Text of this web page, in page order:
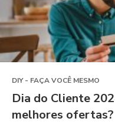
DIY - FAÇA VOCÊ MESMO
Dia do Cliente
melhores ofertas?